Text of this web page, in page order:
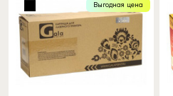
Выгодная цена